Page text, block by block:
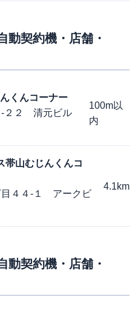
動契約機・店舗・
くんコーナー
-２２ 清元ビル
100m以
内
帯山むじんくんコ
目４４-１ アークビ
4.1km
動契約機・店舗・